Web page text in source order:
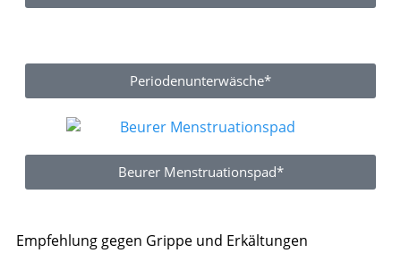
Periodenunterwäsche*
Beurer Menstruationspad*
Empfehlung gegen Grippe und Erkältungen